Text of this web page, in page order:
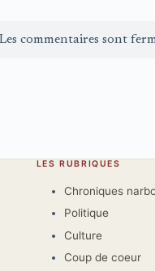
Les commentaires sont
LES RUBRIQUES
Chroniques
Politique
Culture
Coup de coeur